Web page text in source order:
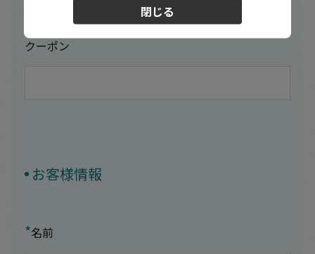
閉じる
クーポン
お客様情報
*名前